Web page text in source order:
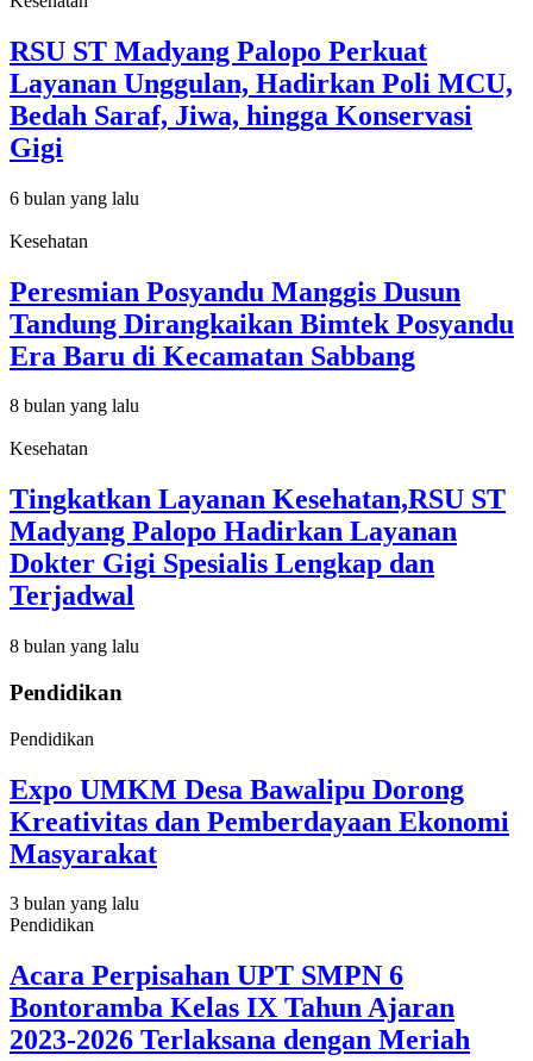
RSU ST Madyang Palopo Perkuat
Layanan Unggulan, Hadirkan Poli MCU,
Bedah Saraf, Jiwa, hingga Konservasi
Gigi
6 bulan yang lalu
Kesehatan
Peresmian Posyandu Manggis Dusun
Tandung Dirangkaikan Bimtek Posyandu
Era Baru di Kecamatan Sabbang
8 bulan yang lalu
Kesehatan
Tingkatkan Layanan Kesehatan,RSU ST
Madyang Palopo Hadirkan Layanan
Dokter Gigi Spesialis Lengkap dan
Terjadwal
8 bulan yang lalu
Pendidikan
Pendidikan
Expo UMKM Desa Bawalipu Dorong
Kreativitas dan Pemberdayaan Ekonomi
Masyarakat
3 bulan yang lalu
Pendidikan
Acara Perpisahan UPT SMPN 6
Bontoramba Kelas IX Tahun Ajaran
2023-2026 Terlaksana dengan Meriah